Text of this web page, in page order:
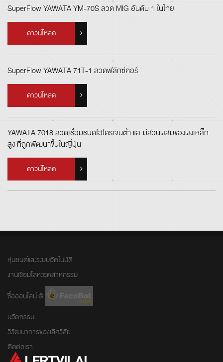
SuperFlow YAWATA YM-70S ลวด MIG อันดับ 1 ในไทย
ดาวน์โหลด
SuperFlow YAWATA 71T-1 ลวดฟลักซ์คอร์
ดาวน์โหลด
YAWATA 7018 ลวดเชื่อมชนิดไฮโดรเจนต่ำ และมีส่วนผสมของผงเหล็ก
สูง ที่ถูกพัฒนาขึ้นในญี่ปุ่น
ดาวน์โหลด
หุ่นยนต์และระบบอัตโนมัติ
งานเชื่อมโลหะอุตสาหกรรม
ซื้อออนไลน์ @
นวัตกรรม
วิวัฒนาการของเลิศวิลัย
ติดต่อเรา